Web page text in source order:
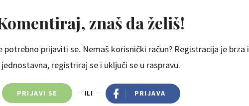
znaš da želiš!
potrebno prijaviti se. Nemaš korisnički račun? Registracija je brza i
jednostavna, registriraj se i uključi se u raspravu.
PRIJAVI SE ILI PRIJAVA